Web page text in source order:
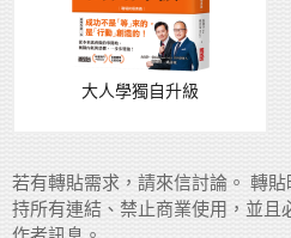
大人學獨自升級
若有轉貼需求，請來信討論。 轉
持所有連結、禁止商業使用，並且